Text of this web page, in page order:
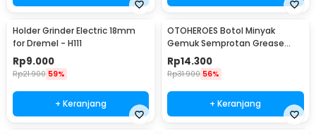
Holder Grinder Electric 18mm
for Dremel - H111
Rp9.000
Rp21.900 59%
+ Keranjang
OTOHEROES Botol Minyak
Gemuk Semprotan Grease
Gun 250ml - Q001
Rp14.300
Rp31.900 56%
+ Keranjang